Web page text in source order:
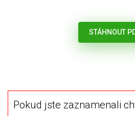
STÁHNOUT
Pokud jste zaznamenali